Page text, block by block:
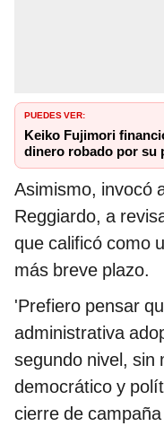
PUEDES VER:
Keiko Fujimori
dinero robado por su
Asimismo, invocó
Reggiardo, a
que calificó como
más breve plazo.
'Prefiero pensar
administrativa
segundo nivel, sin
democrático y
cierre de